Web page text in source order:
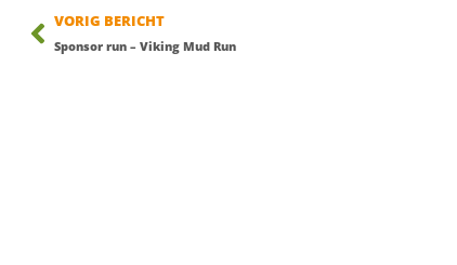
VORIG BERICHT
Sponsor run – Viking Mud Run